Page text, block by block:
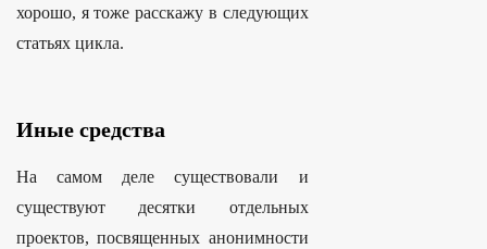
хорошо, я тоже расскажу в следующих
статьях цикла.
Иные средства
На самом деле существовали и
существуют десятки отдельных
проектов, посвященных анонимности